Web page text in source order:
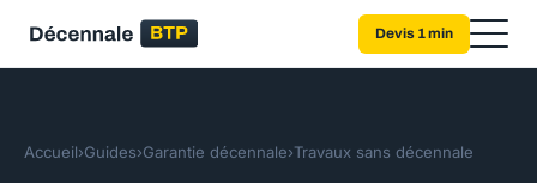
Devis 1 min
Accueil›Guides›Garantie décennale›Travaux sans décennale